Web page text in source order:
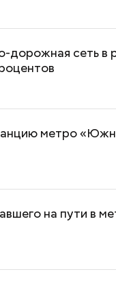
дорожная сеть
метро
на пути в
штраф